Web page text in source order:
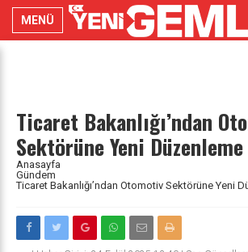
MENÜ
Ticaret Bakanlığı’ndan
Sektörüne Yeni Düzenleme
Anasayfa
Gündem
Ticaret Bakanlığı’ndan Otomotiv Sektörüne Yeni